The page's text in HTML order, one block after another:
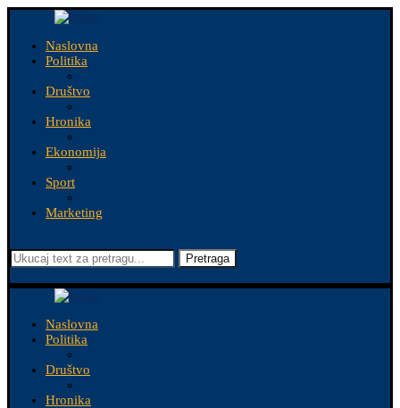
Naslovna
Politika
Društvo
Hronika
Ekonomija
Sport
Marketing
Pretraga
Naslovna
Politika
Društvo
Hronika